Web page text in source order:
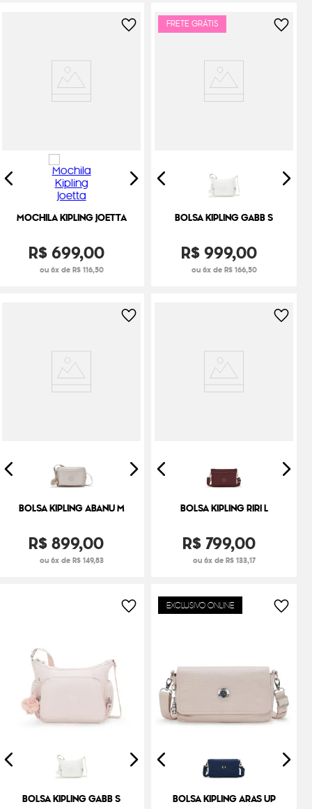
MOCHILA KIPLING JOETTA
R$ 699,00
ou 6x de R$ 116,50
FRETE GRÁTIS
BOLSA KIPLING GABB S
R$999,00
ou 6x de R$ 166,50
BOLSA KIPLING ABANU M
R$899,00
ou 6x de R$ 149,83
BOLSA KIPLING RIRI L
R$ 799,00
ou 6x de R$ 133,17
BOLSA KIPLING GABB S
EXCLUSIVO ONLINE
BOLSA KIPLING ARAS UP